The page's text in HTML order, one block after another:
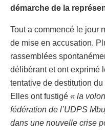
démarche de la
Tout a commencé le jour
de mise en accusation.
rassemblées
délibérant et ont exprimé
tentative de destitution
Elles ont fustigé « la
fédération de l’UDPS
dans une nouvelle crise